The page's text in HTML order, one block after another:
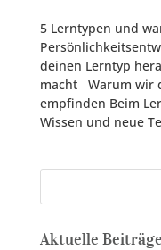
5 Lerntypen und
deinen Lerntyp
macht Warum wir
empfinden Beim
Wissen und neue
Aktuelle Beiträge